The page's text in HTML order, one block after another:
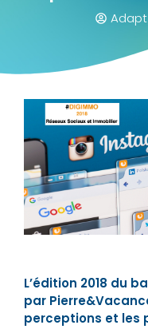
L’édition 2018 du
par
perceptions et les